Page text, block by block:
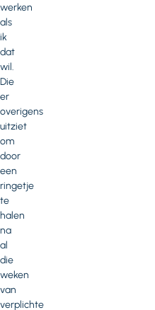
werken
als
ik
dat
wil.
Die
er
overigens
uitziet
om
door
een
ringetje
te
halen
na
al
die
weken
van
verplichte